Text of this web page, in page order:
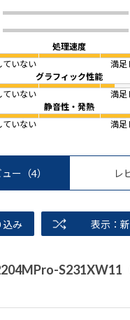
処理速度
ていない
満足
グラフィック性能
ていない
満足
静音性・発熱
ていない
満足
ー （4） レ
込み 表示：
S231XW11